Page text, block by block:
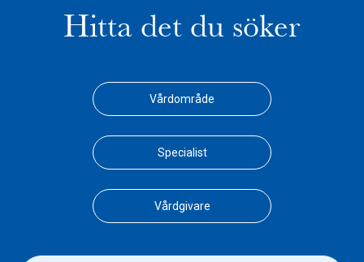
Hitta det du söker
Vårdområde
Specialist
Vårdgivare